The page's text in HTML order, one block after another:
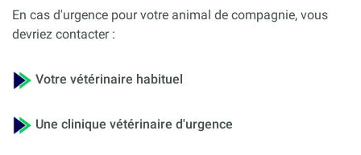
En cas d'urgence pour votre animal de compagnie, vous
devriez contacter :
Votre vétérinaire habituel
Une clinique vétérinaire d'urgence